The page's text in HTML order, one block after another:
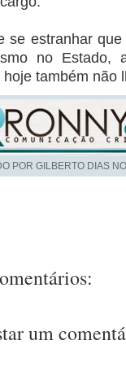
se estranhar
no Estado,
também não
POR GILBERTO DIAS
um